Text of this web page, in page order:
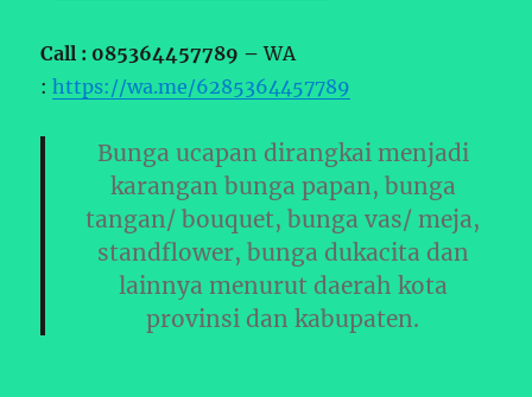
Call : 085364457789 –WA
:https://wa.me/6285364457789
Bunga ucapan dirangkai menjadi
karangan bunga papan, bunga
tangan/ bouquet, bunga vas/ meja,
standflower, bunga dukacita dan
lainnya menurut daerah kota
provinsi dan kabupaten.